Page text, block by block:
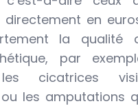
directement en
la qualité
par
cicatrices
les amputations